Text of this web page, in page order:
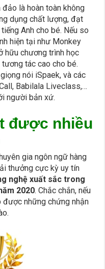
đảo là hoàn toàn không
dụng chất lượng, đạt
Anh cho bé. Nếu so
hiện tại như Monkey
hữu chương trình học
tác cao cho bé.
nói iSpaek, và các
Babilala Liveclass,…
người bản xứ.
được nhiều
gia ngôn ngữ hàng
thưởng cực kỳ uy tín
nghệ xuất sắc trong
2020. Chắc chắn, nếu
những chứng nhận